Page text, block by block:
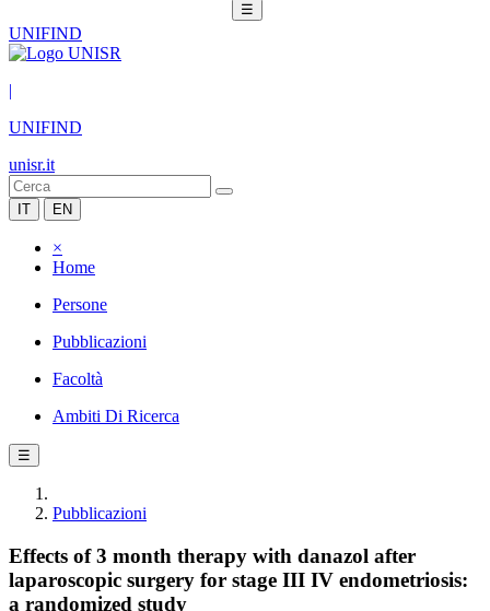
☰
UNIFIND
|
UNIFIND
unisr.it
IT EN
×
Home
Persone
Pubblicazioni
Facoltà
Ambiti Di Ricerca
☰
Pubblicazioni
Effects of 3 month therapy with danazol after
laparoscopic surgery for stage III IV endometriosis:
a randomized study